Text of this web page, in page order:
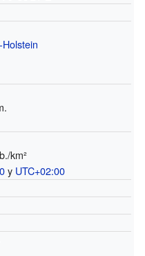
km²
y UTC+02:00